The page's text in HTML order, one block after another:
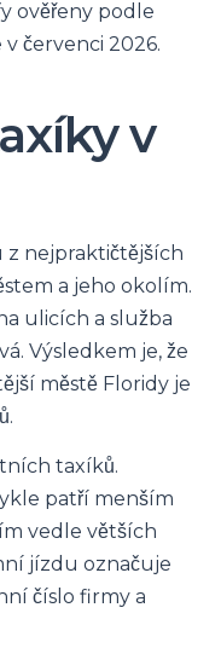
ověřeny podle
červenci 2026.
v
z nejpraktičtějších
a jeho okolím.
ulicích a služba
Výsledkem je, že
městě Floridy je
taxíků.
patří menším
vedle větších
jízdu označuje
číslo firmy a